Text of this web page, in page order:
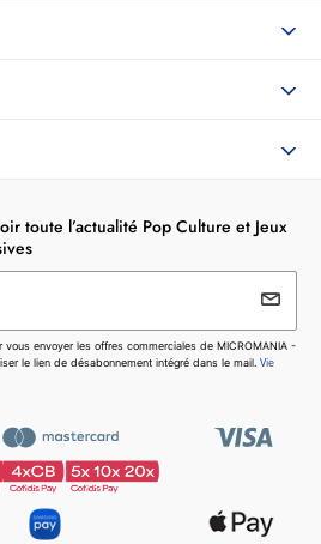
toute l’actualité Pop Culture et Jeux
email est uniquement utilisé pour vous envoyer les
commerciales de MICROMANIA - ZING. Vous pouvez
moment utiliser le lien de désabonnement intégré dans
vous envoyer les offres commerciales de MICROMANIA -
le lien de désabonnement intégré dans le mail. Vie